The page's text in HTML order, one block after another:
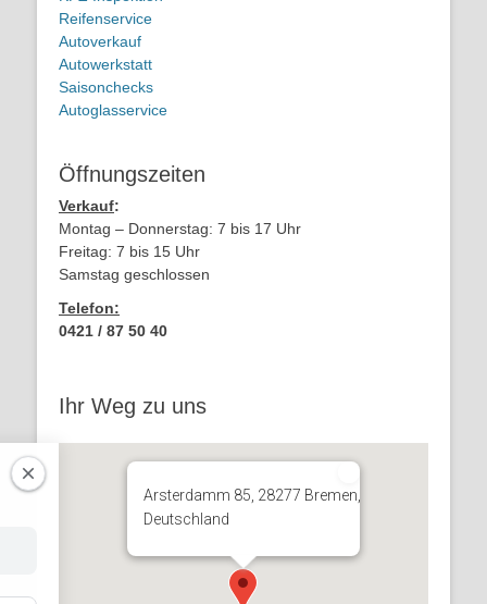
Reifenservice
Autoverkauf
Autowerkstatt
Saisonchecks
Autoglasservice
Öffnungszeiten
Verkauf:
Montag – Donnerstag: 7 bis 17 Uhr
Freitag: 7 bis 15 Uhr
Samstag geschlossen
Telefon:
0421 / 87 50 40
Ihr Weg zu uns
Arsterdamm 85, 28277 Bremen,
Deutschland